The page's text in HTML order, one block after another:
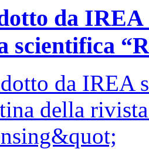
da
scientifica